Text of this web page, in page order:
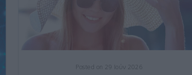
Posted on 29 Ιούν 2026